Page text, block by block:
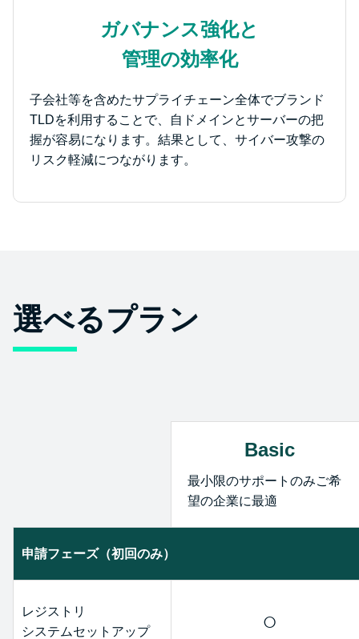
ガバナンス強化と
管理の効率化
子会社等を含めたサプライチェーン全体でブランド
TLDを利用することで、自ドメインとサーバーの把
握が容易になります。結果として、サイバー攻撃の
リスク軽減につながります。
選べるプラン
Basic
最小限のサポートのみご希
望の企業に最適
申請フェーズ（初回のみ）
レジストリ
システムセットアップ
○